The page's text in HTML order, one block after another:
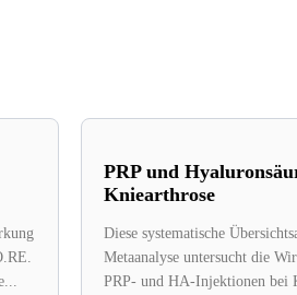
PRP und
Kniearthrose
Diese systematische
Metaanalyse untersucht die
PRP- und HA-Injektionen bei